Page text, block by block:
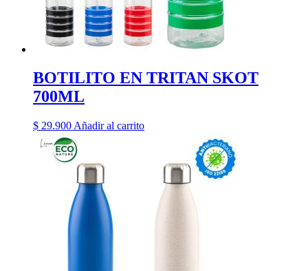
BOTILITO EN TRITAN SKOT
700ML
$ 29.900 Añadir al carrito